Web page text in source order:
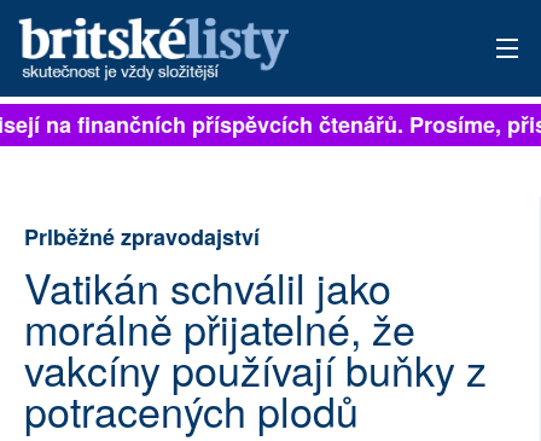
PŘIHLÁSIT
ARCHIV
ROZHOVORY
TÉMATA
NEJČTENĚJŠÍ ZA 7 DNÍ
na finančních příspěvcích čtenářů. Prosíme,
Prlběžné zpravodajství
Vatikán schválil jako
morálně přijatelné, že
vakcíny používají buňky z
potracených plodů